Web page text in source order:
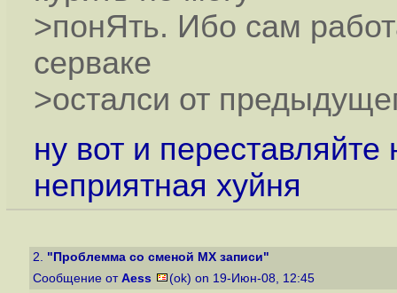
>понЯть. Ибо сам
серваке
>осталси от
ну вот и
неприятная хуйня
2. "Проблемма со сменой MX записи"
Сообщение от Aess (ok) on 19-Июн-08, 12:45